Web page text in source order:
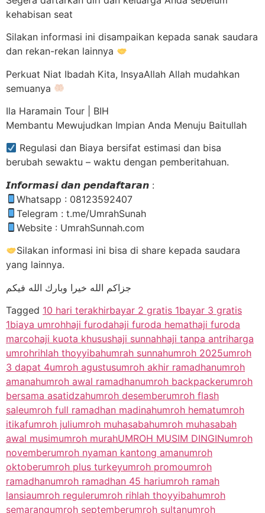
kehabisan seat
Silakan informasi ini disampaikan kepada sanak saudara
dan rekan-rekan lainnya
Perkuat Niat Ibadah Kita, InsyaAllah Allah mudahkan
semuanya
Ila Haramain Tour | BIH
Membantu Mewujudkan Impian Anda Menuju Baitullah
Regulasi dan Biaya bersifat estimasi dan bisa
berubah sewaktu – waktu dengan pemberitahuan.
𝙄𝙣𝙛𝙤𝙧𝙢𝙖𝙨𝙞 𝙙𝙖𝙣 𝙥𝙚𝙣𝙙𝙖𝙛𝙩𝙖𝙧𝙖𝙣 :
Whatsapp : 08123592407
Telegram : t.me/UmrahSunah
Website : UmrahSunnah.com
Silakan informasi ini bisa di share kepada saudara
yang lainnya.
جزاكم الله خيرا وبارك الله فيكم
Tagged 10 hari terakhirbayar 2 gratis 1bayar 3 gratis
1biaya umrohhaji furodahaji furoda hemathaji furoda
marcohaji kuota khusushaji sunnahhaji tanpa antriharga
umrohrihlah thoyyibahumrah sunnahumroh 2025umroh
3 dapat 4umroh agustusumroh akhir ramadhanumroh
amanahumroh awal ramadhanumroh backpackerumroh
bersama asatidzahumroh desemberumroh flash
saleumroh full ramadhan madinahumroh hematumroh
itikafumroh juliumroh muhasabahumroh muhasabah
awal musimumroh murahUMROH MUSIM DINGINumroh
novemberumroh nyaman kantong amanumroh
oktoberumroh plus turkeyumroh promoumroh
ramadhanumroh ramadhan 45 hariumroh ramah
lansiaumroh regulerumroh rihlah thoyyibahumroh
semarangumroh septemberumroh sultanumroh